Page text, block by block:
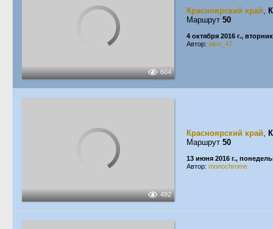
604
Красноярский край,
Маршрут 50
4 октября 2016 г., вторник
Автор: Alex_47
492
Красноярский край,
Маршрут 50
13 июня 2016 г.,
Автор: monochrome